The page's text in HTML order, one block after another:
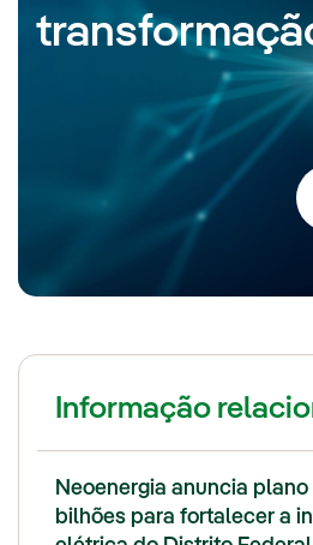
Informação
Neoenergia anuncia plano
bilhões para fortalecer a